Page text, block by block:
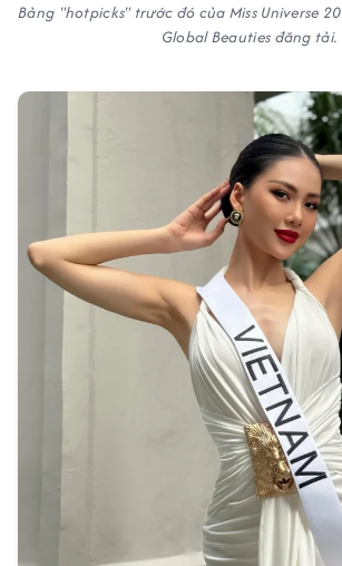
Bảng "hotpicks" trước đó của Miss Universe
Global Beauties đăng tải.